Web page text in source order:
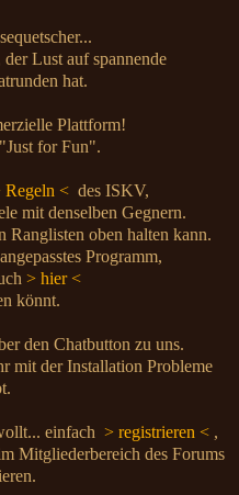
Lust auf spannende
hat.
Plattform!
for Fun".
Regeln < des ISKV,
mit denselben Gegnern.
Ranglisten oben halten kann.
Programm,
> hier <
könnt.
den Chatbutton zu uns.
mit der Installation Probleme
einfach > registrieren < ,
Mitgliederbereich des Forums